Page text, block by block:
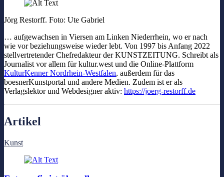
Jörg Restorff. Foto: Ute Gabriel
… aufgewachsen in Viersen am Linken Niederrhein, wo er nach
wie vor beziehungsweise wieder lebt. Von 1997 bis Anfang 2022
stellvertretender Chefredakteur der KUNSTZEITUNG. Schreibt als
Journalist vor allem für kultur.west und die Online-Plattform
KulturKenner Nordrhein-Westfalen, außerdem für das
boesnerKunstportal und andere Medien. Zudem ist er als
Verlagslektor und Webdesigner aktiv: https://joerg-restorff.de
Artikel
Kunst